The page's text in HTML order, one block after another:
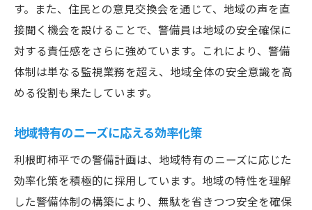
す。また、住民との意見交換会を通じて、地域の声を直
接聞く機会を設けることで、警備員は地域の安全確保に
対する責任感をさらに強めています。これにより、警備
体制は単なる監視業務を超え、地域全体の安全意識を高
める役割も果たしています。
地域特有のニーズに応える効率化策
利根町柿平での警備計画は、地域特有のニーズに応じた
効率化策を積極的に採用しています。地域の特性を理解
した警備体制の構築により、無駄を省きつつ安全を確保